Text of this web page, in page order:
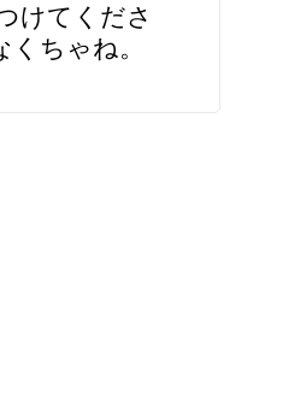
けてくださ
ちゃね。